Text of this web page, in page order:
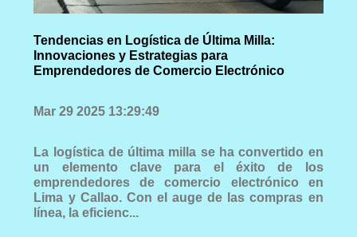
Tendencias en Logística de Última Milla:
Innovaciones y Estrategias para
Emprendedores de Comercio Electrónico
Mar 29 2025 13:29:49
La logística de última milla se ha convertido en
un elemento clave para el éxito de los
emprendedores de comercio electrónico en
Lima y Callao. Con el auge de las compras en
línea, la eficienc...